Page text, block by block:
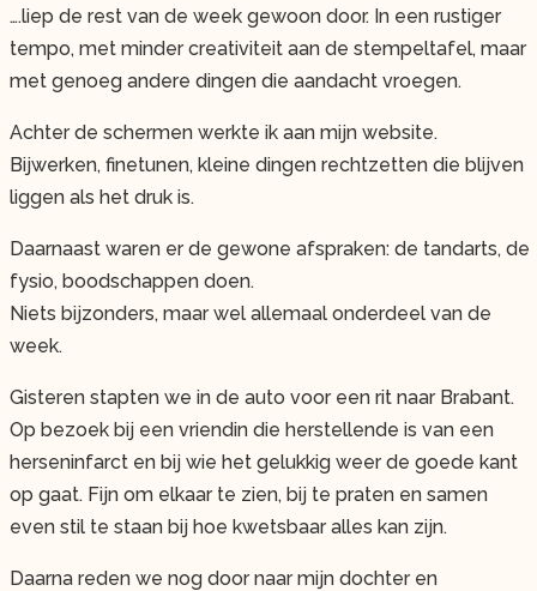
….liep de rest van de week gewoon door. In een rustiger
tempo, met minder creativiteit aan de stempeltafel, maar
met genoeg andere dingen die aandacht vroegen.
Achter de schermen werkte ik aan mijn website.
Bijwerken, finetunen, kleine dingen rechtzetten die blijven
liggen als het druk is.
Daarnaast waren er de gewone afspraken: de tandarts, de
fysio, boodschappen doen.
Niets bijzonders, maar wel allemaal onderdeel van de
week.
Gisteren stapten we in de auto voor een rit naar Brabant.
Op bezoek bij een vriendin die herstellende is van een
herseninfarct en bij wie het gelukkig weer de goede kant
op gaat. Fijn om elkaar te zien, bij te praten en samen
even stil te staan bij hoe kwetsbaar alles kan zijn.
Daarna reden we nog door naar mijn dochter en